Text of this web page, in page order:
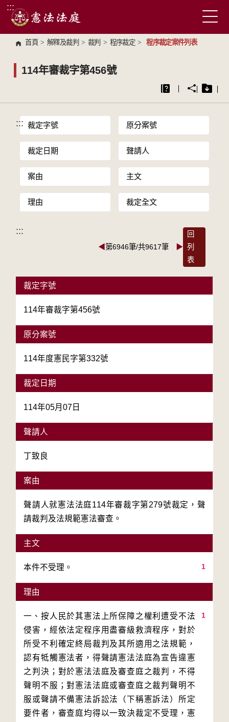
跳到主要內容區塊
:::
首頁 > 解釋及裁判 > 裁判 > 程序裁定 > 程序裁定案件列表
114年審裁字第456號
::: 裁定字號 原分案號
裁定日期 聲請人
案由 主文
理由 裁定全文
:::
◀第6946筆/共9617筆 ▶
回
列
表
裁定字號
114年審裁字第456號
原分案號
114年度憲民字第332號
裁定日期
114年05月07日
聲請人
丁致良
案由
聲請人就憲法法庭114年審裁字第279號裁定，聲
請裁判及法規範憲法審查。
主文
1
本件不受理。
理由
1
一、按人民於其憲法上所保障之權利遭受不法
侵害，經依法定程序用盡審級救濟程序，對於
所受不利確定終局裁判及其所適用之法規範，
認有牴觸憲法者，得聲請憲法法庭為宣告違憲
之判決；對於憲法法庭及審查庭之裁判，不得
聲明不服；對憲法法庭或審查庭之裁判聲明不
服或聲請不備憲法訴訟法（下稱憲訴法）所定
要件者，審查庭均得以一致決裁定不受理，憲